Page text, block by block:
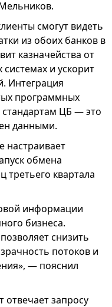
смогут видеть
из обоих банков в
казначейства от
и ускорит
Интеграция
программных
ЦБ — это
данными.
настраивает
обмена
квартала
информации
бизнеса.
снизить
потоков и
— пояснил
запросу